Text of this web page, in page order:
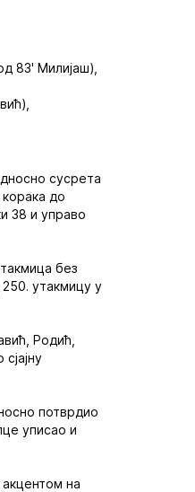
83' Милијаш),
сусрета
до
38 и управо
без
утакмицу у
Родић,
потврдио
уписао и
на